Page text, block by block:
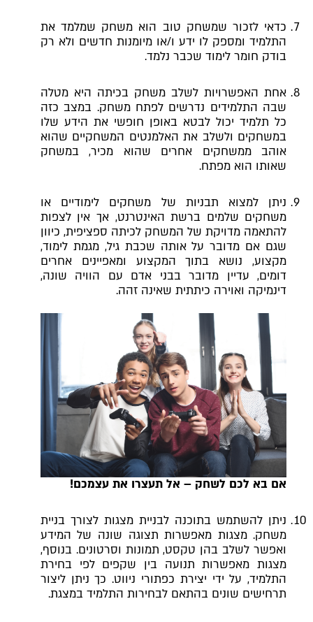
כדאי לזכור שמשחק טוב הוא משחק שמלמד את
התלמיד ומספק לו ידע ו/או מיומנות חדשים ולא רק
בודק חומר לימוד שכבר נלמד.
אחת האפשרויות לשלב משחק בכיתה היא מטלה
שבה התלמידים נדרשים לפתח משחק. במצב כזה
כל תלמיד יכול לבטא באופן חופשי את הידע שלו
במשחקים ולשלב את האלמנטים המשחקיים שהוא
אוהב ממשחקים אחרים שהוא מכיר, במשחק
שאותו הוא מפתח.
ניתן למצוא תבניות של משחקים לימודיים או
משחקים שלמים ברשת האינטרנט, אך אין לצפות
להתאמה מדויקת של המשחק לכיתה ספציפית, כיוון
שגם אם מדובר על אותה שכבת גיל, מגמת לימוד,
מקצוע, נושא בתוך המקצוע ומאפיינים אחרים
דומים, עדיין מדובר בבני אדם עם הוויה שונה,
דינמיקה ואוירה כיתתית שאינה זהה.
אם בא לכם לשחק – אל תעצרו את עצמכם!
ניתן להשתמש בתוכנה לבניית מצגות לצורך בניית
משחק. מצגות מאפשרות תצוגה שונה של המידע
ואפשר לשלב בהן טקסט, תמונות וסרטונים. בנוסף,
מצגות מאפשרות תנועה בין שקפים לפי בחירת
התלמיד, על ידי יצירת כפתורי ניווט. כך ניתן ליצור
תרחישים שונים בהתאם לבחירות התלמיד במצגת.